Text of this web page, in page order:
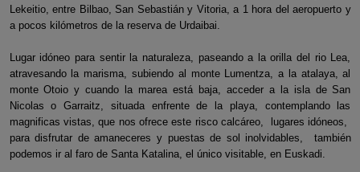
Lekeitio, entre Bilbao, San Sebastián y Vitoria, a 1 hora del aeropuerto y
a pocos kilómetros de la reserva de Urdaibai.
Lugar idóneo para sentir la naturaleza, paseando a la orilla del rio Lea,
atravesando la marisma, subiendo al monte Lumentza, a la atalaya, al
monte Otoio y cuando la marea está baja, acceder a la isla de San
Nicolas o Garraitz, situada enfrente de la playa, contemplando las
magnificas vistas, que nos ofrece este risco calcáreo, lugares idóneos,
para disfrutar de amaneceres y puestas de sol inolvidables, también
podemos ir al faro de Santa Katalina, el único visitable, en Euskadi.